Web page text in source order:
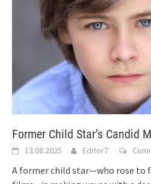
Former Child Star’s Candid
13.08.2025 Editor7
A former child star—who rose to